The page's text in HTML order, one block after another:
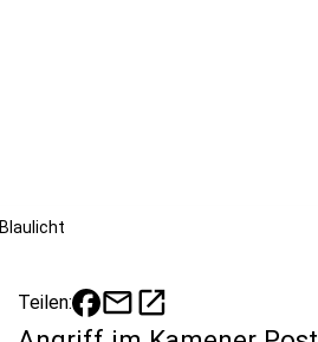
Blaulicht
Teilen: mailopen_in_new